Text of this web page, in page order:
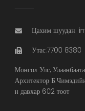
Цахим шуудан:
Утас:7700 8380
Монгол Улс,
Архитектор
н давхар 602 тоот